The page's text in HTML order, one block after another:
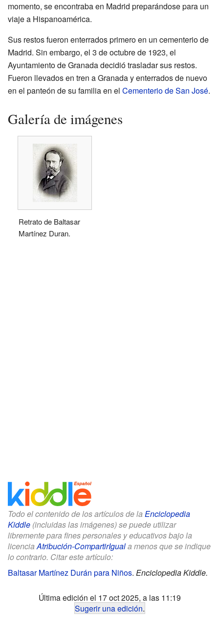
momento, se encontraba en Madrid preparándose para un
viaje a Hispanoamérica.
Sus restos fueron enterrados primero en un cementerio de
Madrid. Sin embargo, el 3 de octubre de 1923, el
Ayuntamiento de Granada decidió trasladar sus restos.
Fueron llevados en tren a Granada y enterrados de nuevo
en el panteón de su familia en el Cementerio de San José.
Galería de imágenes
Retrato de Baltasar
Martínez Duran.
Todo el contenido de los artículos de la Enciclopedia
Kiddle (incluidas las imágenes) se puede utilizar
libremente para fines personales y educativos bajo la
licenciaAtribución-CompartirIguala menos que se indique
lo contrario. Citar este artículo:
Baltasar Martínez Durán para Niños. Enciclopedia Kiddle.
Última edición el 17 oct 2025, a las 11:19
Sugerir una edición.